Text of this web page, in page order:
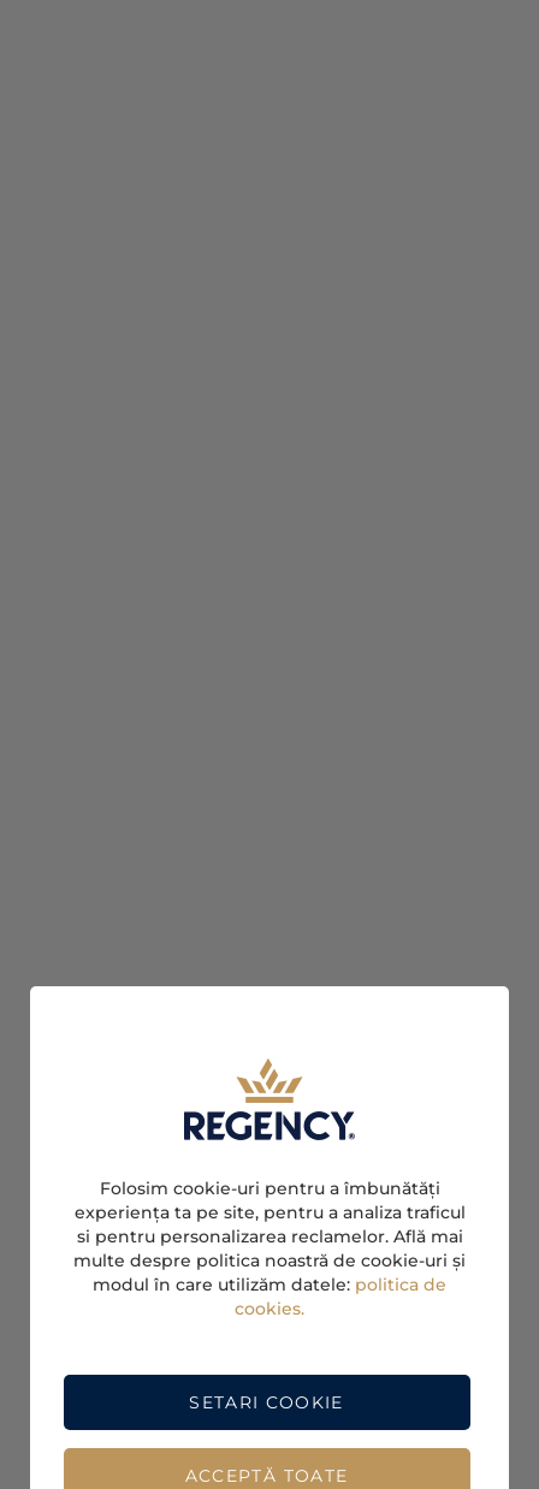
Folosim cookie-uri pentru a îmbunătăți
experiența ta pe site, pentru a analiza traficul
si pentru personalizarea reclamelor. Află mai
multe despre politica noastră de cookie-uri și
modul în care utilizăm datele: politica de
cookies.
ACCEPTĂ TOATE
SETARI COOKIE